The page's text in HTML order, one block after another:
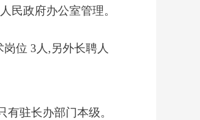
民政府办公室管理。
岗位 3人,另外长聘人
驻长办部门本级。